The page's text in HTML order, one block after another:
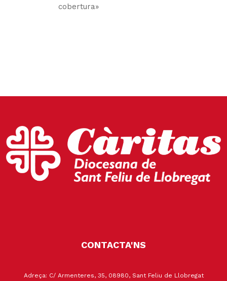
cobertura»
CONTACTA'NS
Adreça: C/ Armenteres, 35, 08980, Sant Feliu de Llobregat